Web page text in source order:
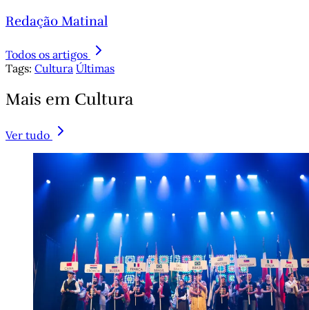
Redação Matinal
Todos os artigos
Tags: Cultura Últimas
Mais em Cultura
Ver tudo